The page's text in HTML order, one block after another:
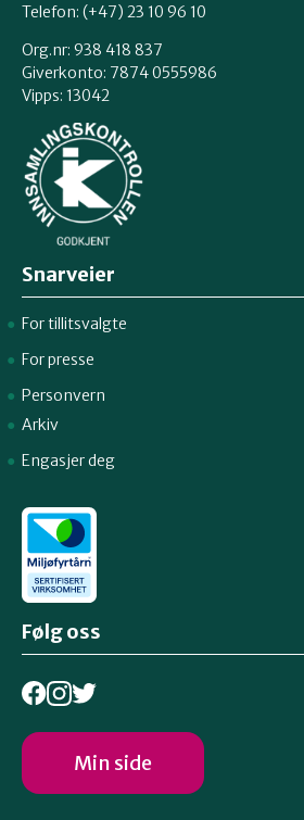
Telefon: (+47) 23 10 96 10
Org.nr: 938 418 837
Giverkonto: 7874 0555986
Vipps: 13042
Snarveier
For tillitsvalgte
For presse
Personvern
Arkiv
Engasjer deg
Følg oss
Min side